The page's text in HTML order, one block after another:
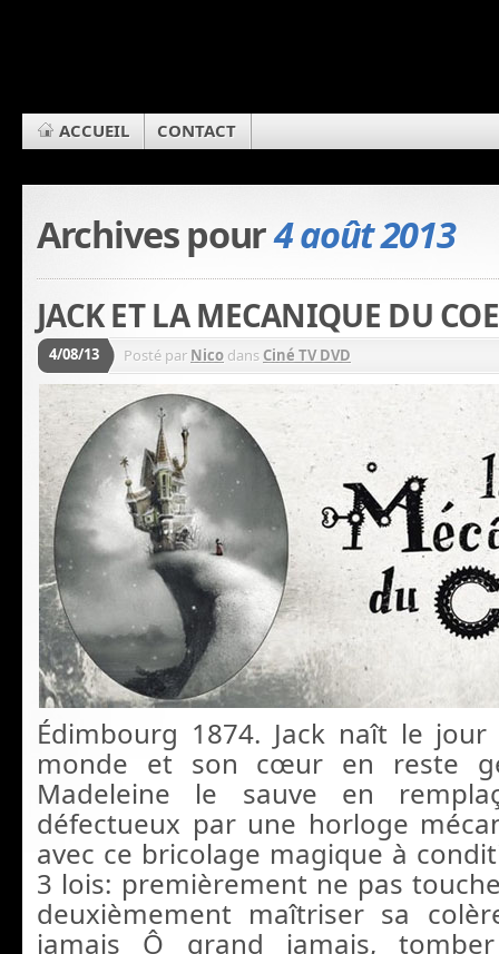
ACCUEIL CONTACT
Archives pour4 août 2013
JACK ET LA MECANIQUE DU
4/08/13 Posté par Nico dans Ciné TV DVD
Édimbourg 1874. Jack naît le
monde et son cœur en reste
Madeleine le sauve en
défectueux par une horloge
avec ce bricolage magique à
3 lois: premièrement ne pas
deuxièmement maîtriser sa
jamais Ô grand jamais,